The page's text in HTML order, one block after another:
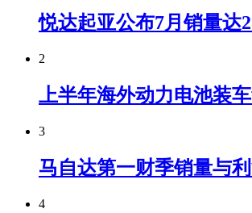
悦达起亚公布7月销量达
2
上半年海外动力电池装
3
马自达第一财季销量与
4